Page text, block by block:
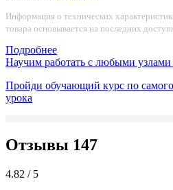
Информация о технических
товара основывается на последних
Подробнее
Научим работать с любыми узлами
Пройди обучающий курс по
урока
Отзывы 147
4.82 / 5